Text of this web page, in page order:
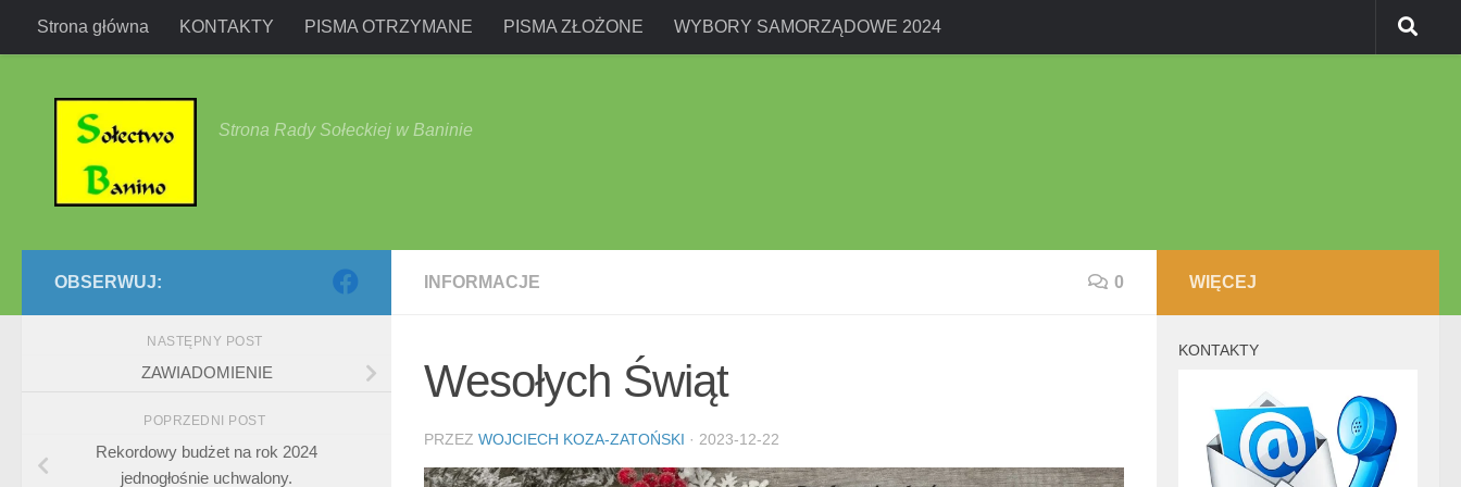
Przejdź do treści
Strona główna KONTAKTY PISMA OTRZYMANE PISMA ZŁOŻONE WYBORY SAMORZĄDOWE 2024
Strona Rady Sołeckiej w Baninie
INFORMACJE 0
Wesołych Świąt
PRZEZ WOJCIECH KOZA-ZATOŃSKI · 2023-12-22
OBSERWUJ:
NASTĘPNY POST
ZAWIADOMIENIE
POPRZEDNI POST
Rekordowy budżet na rok 2024
jednogłośnie uchwalony.
WIĘCEJ
KONTAKTY